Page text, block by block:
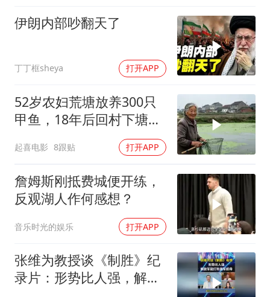
总书记点赞的非遗苗绣焕发新生机
伊朗内部吵翻天了
丁丁框sheya 打开APP
52岁农妇荒塘放养300只
甲鱼，18年后回村下塘瞬
起喜电影 8跟贴 打开APP
詹姆斯刚抵费城便开练，
反观湖人作何感想？
音乐时光的娱乐 打开APP
张维为教授谈《制胜》纪
录片：形势比人强，解放